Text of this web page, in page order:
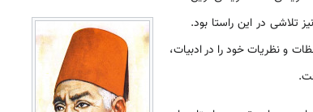
سطیح (1907-1908) از حافظ ابراهیم (1870-1932) نیز تلاشی در این راستا بود.
و نظریات خود را در ادبیات،